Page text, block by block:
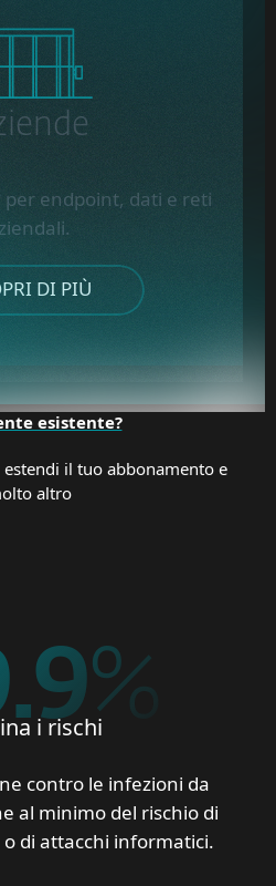
per endpoint, dati e reti
DI PIÙ
esistente?
il tuo abbonamento e
altro
%
i rischi
contro le infezioni da
al minimo del rischio di
di attacchi informatici.